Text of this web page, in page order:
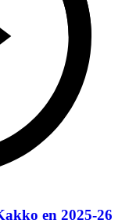
en 2025-26